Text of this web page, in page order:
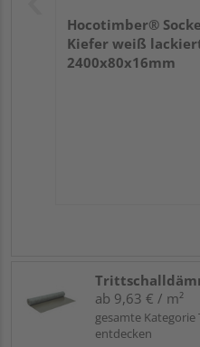
Hocotimber®
Kiefer weiß
2400x80x16mm
ab 9,63 € / m²
gesamte
entdecken